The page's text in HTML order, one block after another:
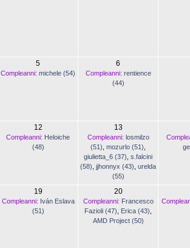
5
Compleanni: michele (54)
6
Compleanni: rentience
(44)
12
Compleanni: Heloiche
(48)
13
Compleanni: losmilzo
(51) ,mozurlo (51)
giulietta_6 (37) ,s.falcini
(58) ,jjhonnyx (43) ,urelda
(55)
19
Compleanni: Iván Eslava
(51)
20
Compleanni: Francesco
Fazioli (47)
Erica (43)
AMD Project (50)